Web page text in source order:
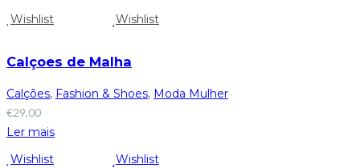
Wishlist
Wishlist
Calçoes de Malha
Calções, Fashion & Shoes, Moda Mulher
€29,00
Ler mais
Wishlist
Wishlist